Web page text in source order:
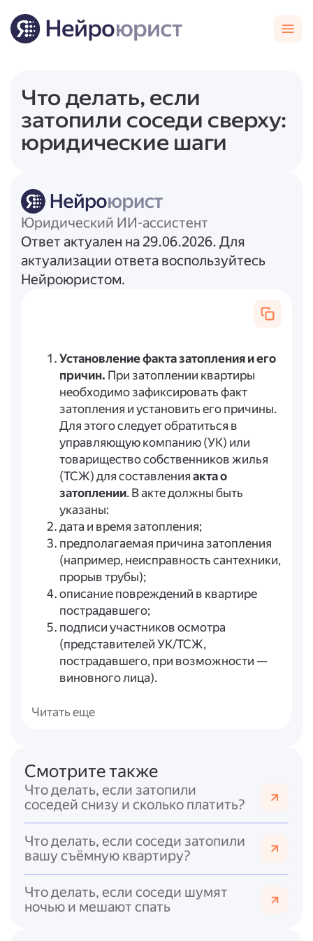
Что делать, если
затопили соседи сверху:
юридические шаги
Юридический ИИ-ассистент
Ответ актуален на 29.06.2026. Для
актуализации ответа воспользуйтесь
Нейроюристом.
Установление факта затопления и его
причин. При затоплении квартиры
необходимо зафиксировать факт
затопления и установить его причины.
Для этого следует обратиться в
управляющую компанию (УК) или
товарищество собственников жилья
(ТСЖ) для составления акта о
затоплении. В акте должны быть
указаны:
дата и время затопления;
предполагаемая причина затопления
(например, неисправность сантехники,
прорыв трубы);
описание повреждений в квартире
пострадавшего;
подписи участников осмотра
(представителей УК/ТСЖ,
пострадавшего, при возможности —
виновного лица).
Ответственность за причинённый
ненадлежащего содержания
имущества внутри квартиры
(например, неисправная сантехника,
внутриквартирной разводки). Однако
если затопление произошло из-за
неисправности общего имущества
многоквартирного дома (стояки,
первые отключающие устройства и т.
Читать еще
Смотрите также
Что делать, если затопили
соседей снизу и сколько платить?
Что делать, если соседи затопили
вашу съёмную квартиру?
Что делать, если соседи шумят
ночью и мешают спать